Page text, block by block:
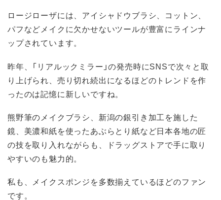
ロージローザには、アイシャドウブラシ、コットン、
パフなどメイクに欠かせないツールが豊富にラインナ
ップされています。
昨年、「リアルックミラー」の発売時にSNSで次々と取
り上げられ、売り切れ続出になるほどのトレンドを作
ったのは記憶に新しいですね。
熊野筆のメイクブラシ、新潟の銀引き加工を施した
鏡、美濃和紙を使ったあぶらとり紙など日本各地の匠
の技を取り入れながらも、ドラッグストアで手に取り
やすいのも魅力的。
私も、メイクスポンジを多数揃えているほどのファン
です。